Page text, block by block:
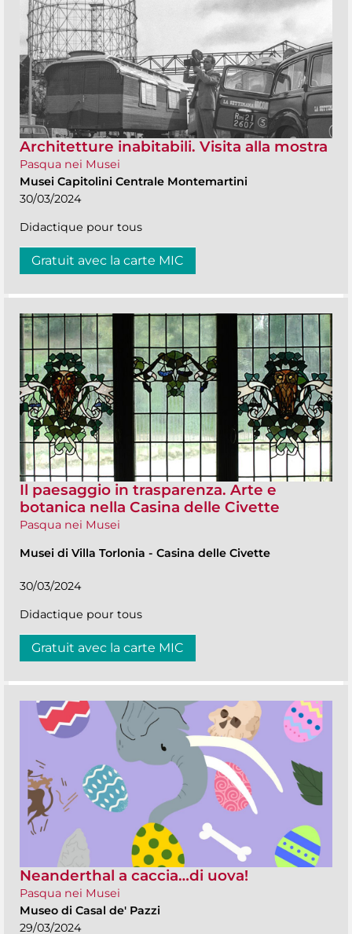
Architetture inabitabili. Visita alla mostra
Pasqua nei Musei
Musei Capitolini Centrale Montemartini
30/03/2024
Didactique pour tous
Gratuit avec la carte MIC
Il paesaggio in trasparenza. Arte e
botanica nella Casina delle Civette
Pasqua nei Musei
Musei di Villa Torlonia - Casina delle Civette
30/03/2024
Didactique pour tous
Gratuit avec la carte MIC
Neanderthal a caccia…di uova!
Pasqua nei Musei
Museo di Casal de' Pazzi
29/03/2024